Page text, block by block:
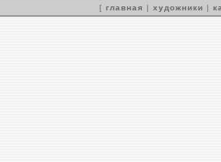
[ главная | художники |